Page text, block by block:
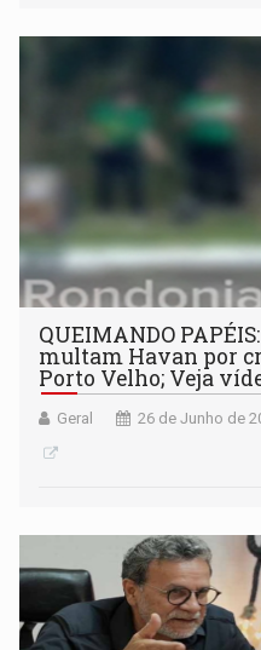
QUEIMANDO
multam Havan por
Porto Velho; Veja
Geral 26 de Junho de